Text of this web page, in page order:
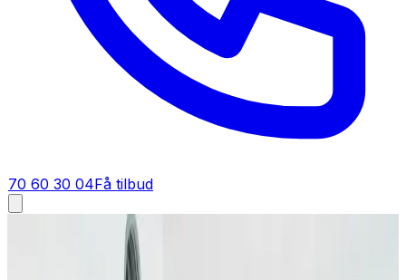
70 60 30 04Få tilbud
Løgstør
Fugt i bolig i Løgstør